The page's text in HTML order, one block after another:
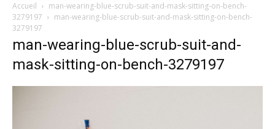
Accueil
man-wearing-blue-scrub-suit-and-mask-sitting-on-bench-
3279197
man-wearing-blue-scrub-suit-and-mask-sitting-on-bench-
3279197
man-wearing-blue-scrub-suit-and-
mask-sitting-on-bench-3279197